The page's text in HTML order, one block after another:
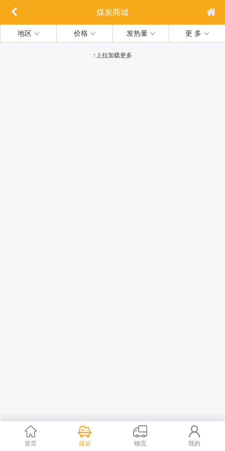
煤炭商城
地区 价格 发热量 更 多
↑上拉加载更多
首页 煤炭 物流 我的